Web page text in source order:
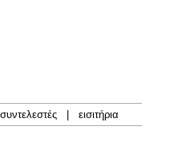
συντελεστές | εισιτήρια